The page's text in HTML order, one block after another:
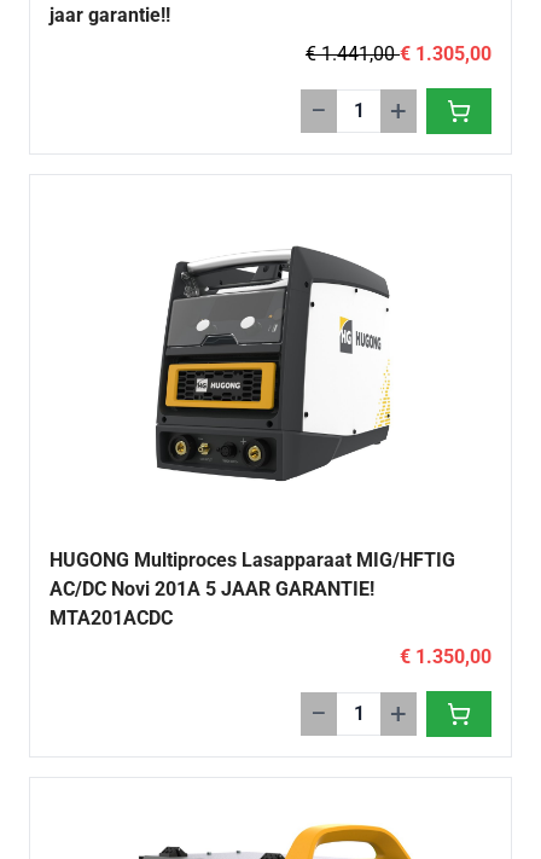
jaar garantie!!
€ 1.441,00€ 1.305,00
− +
HUGONG Multiproces Lasapparaat MIG/HFTIG
AC/DC Novi 201A 5 JAAR GARANTIE!
MTA201ACDC
€ 1.350,00
− +